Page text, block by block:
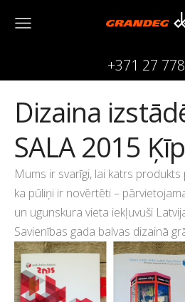
+371 27
Dizaina
SALA 2015
Mums ir svarīgi, lai katrs
ka pūliņi ir novērtēti –
un ugunskura vieta iekļuvuši
Savienības gada balvas dizainā